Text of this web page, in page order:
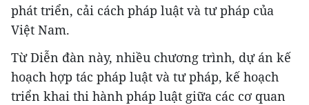
phát triển, cải cách pháp luật và tư pháp của
Việt Nam.
Từ Diễn đàn này, nhiều chương trình, dự án kế
hoạch hợp tác pháp luật và tư pháp, kế hoạch
triển khai thi hành pháp luật giữa các cơ quan